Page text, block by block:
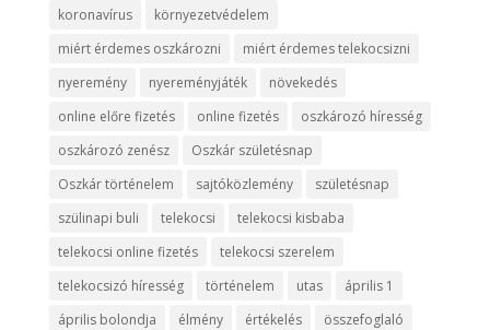
koronavírus
környezetvédelem
miért érdemes oszkározni
miért érdemes telekocsizni
nyeremény
nyereményjáték
növekedés
online előre fizetés
online fizetés
oszkározó híresség
oszkározó zenész
Oszkár születésnap
Oszkár történelem
sajtóközlemény
születésnap
szülinapi buli
telekocsi
telekocsi kisbaba
telekocsi online fizetés
telekocsi szerelem
telekocsizó híresség
történelem utas
április 1
április bolondja
élmény értékelés
összefoglaló